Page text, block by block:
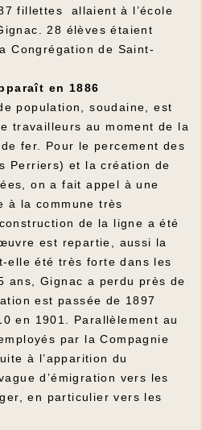
fillettes allaient à l’école
28 élèves étaient
Congrégation de Saint-
en 1886
population, soudaine, est
travailleurs au moment de la
fer. Pour le percement des
Perriers) et la création de
on a fait appel à une
à la commune très
de la ligne a été
est repartie, aussi la
elle été très forte dans les
ans, Gignac a perdu près de
est passée de 1897
en 1901. Parallèlement au
par la Compagnie
à l’apparition du
d’émigration vers les
en particulier vers les